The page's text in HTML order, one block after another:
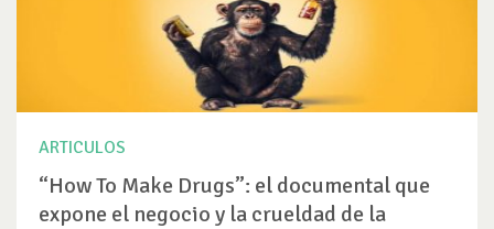
ARTICULOS
“How To Make Drugs”: el documental que
expone el negocio y la crueldad de la